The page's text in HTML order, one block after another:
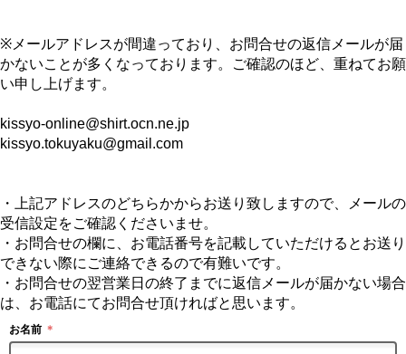
※メールアドレスが間違っており、お問合せの返信メールが届
かないことが多くなっております。ご確認のほど、重ねてお願
い申し上げます。
kissyo-online@shirt.ocn.ne.jp
kissyo.tokuyaku@gmail.com
・上記アドレスのどちらかからお送り致しますので、メールの
受信設定をご確認くださいませ。
・お問合せの欄に、お電話番号を記載していただけるとお送り
できない際にご連絡できるので有難いです。
・お問合せの翌営業日の終了までに返信メールが届かない場合
は、お電話にてお問合せ頂ければと思います。
お名前 ＊